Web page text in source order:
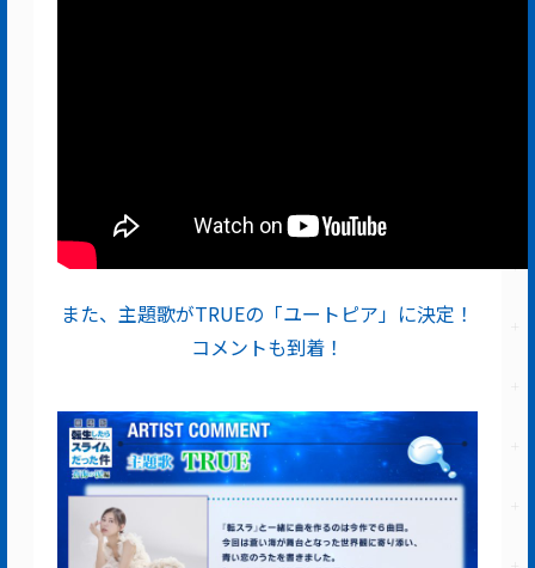
また、主題歌がTRUEの「ユートピア」に決定！
コメントも到着！